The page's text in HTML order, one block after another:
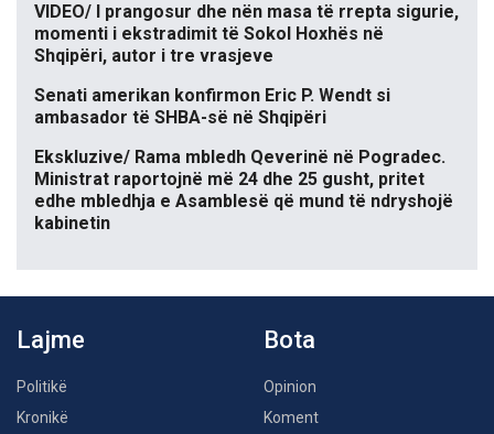
VIDEO/ I prangosur dhe nën masa të rrepta sigurie,
momenti i ekstradimit të Sokol Hoxhës në
Shqipëri, autor i tre vrasjeve
Senati amerikan konfirmon Eric P. Wendt si
ambasador të SHBA-së në Shqipëri
Ekskluzive/ Rama mbledh Qeverinë në Pogradec.
Ministrat raportojnë më 24 dhe 25 gusht, pritet
edhe mbledhja e Asamblesë që mund të ndryshojë
kabinetin
Lajme
Politikë
Kronikë
Bota
Opinion
Koment